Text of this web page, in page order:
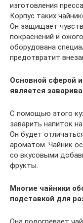
изготовления
Корпус таких
Он защищает
покраснений и
оборудована
предотвратит
Основной сферой
является
С помощью этого
заварить напиток
Он будет
ароматом. Чайник
со вкусовыми
фрукты.
Многие чайники
подставкой для